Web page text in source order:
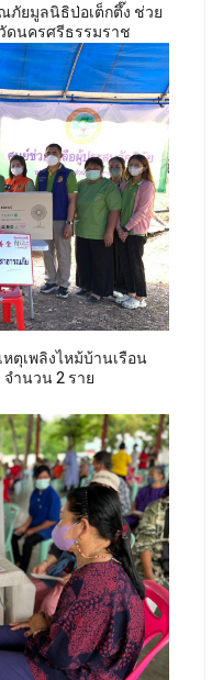
ภัยมูลนิธิป่อเต็กตึ๊ง ช่วย
ดนครศรีธรรมราช
ตุเพลิงไหม้บ้านเรือน
ำนวน 2 ราย